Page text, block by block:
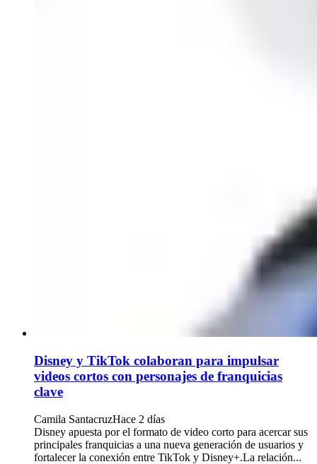
Disney y TikTok colaboran para impulsar
videos cortos con personajes de franquicias
clave
Camila SantacruzHace 2 días
Disney apuesta por el formato de video corto para acercar sus
principales franquicias a una nueva generación de usuarios y
fortalecer la conexión entre TikTok y Disney+.La relación...